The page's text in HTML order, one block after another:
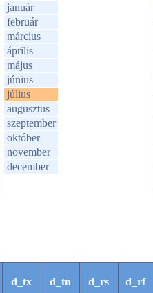
január
február
március
április
május
június
július
augusztus
szeptember
október
november
december
d_tx d_tn d_rs d_rf